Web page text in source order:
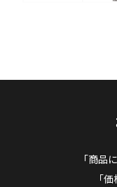
「商品
「